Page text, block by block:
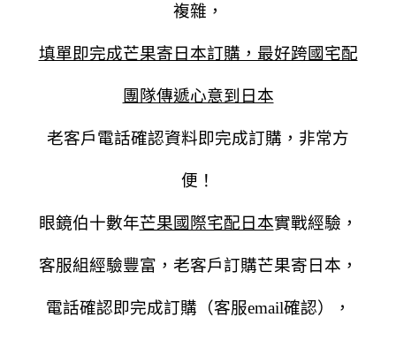
複雜，
填單即完成芒果寄日本訂購，最好跨國宅配
團隊傳遞心意到日本
老客戶電話確認資料即完成訂購，非常方
便！
眼鏡伯十數年芒果國際宅配日本實戰經驗，
客服組經驗豐富，老客戶訂購芒果寄日本，
電話確認即完成訂購（客服email確認），